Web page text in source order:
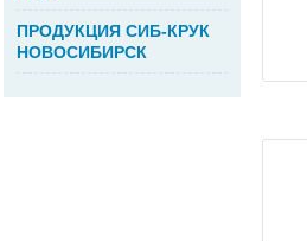
ПРОДУКЦИЯ СИБ-КРУК
НОВОСИБИРСК